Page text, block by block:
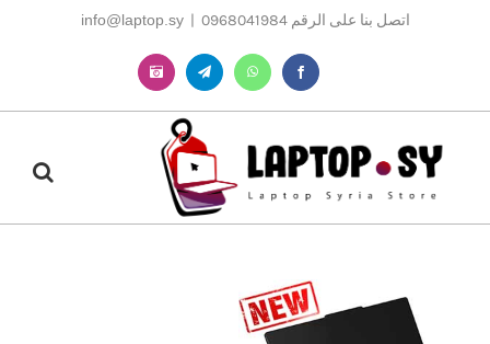
اتصل بنا على الرقم 0968041984 |
info@laptop.sy
Facebook
WhatsApp
Telegram
Instagram